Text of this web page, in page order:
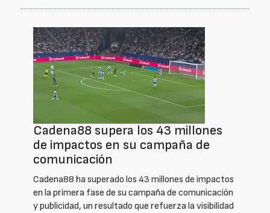
Cadena88 supera los 43 millones
de impactos en su campaña de
comunicación
Cadena88 ha superado los 43 millones de impactos
en la primera fase de su campaña de comunicación
y publicidad, un resultado que refuerza la visibilidad